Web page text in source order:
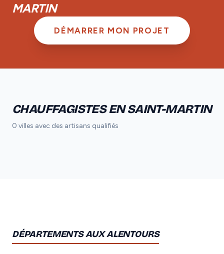
MARTIN
DÉMARRER MON PROJET
CHAUFFAGISTES EN SAINT-MARTIN
0 villes avec des artisans qualifiés
DÉPARTEMENTS AUX ALENTOURS